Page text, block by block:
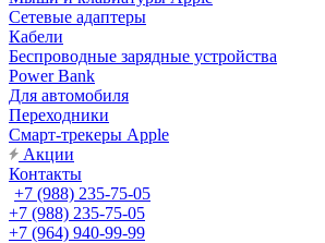
Сетевые адаптеры
Кабели
Беспроводные зарядные устройства
Power Bank
Для автомобиля
Переходники
Смарт-трекеры Apple
Акции
Контакты
+7 (988) 235-75-05
+7 (988) 235-75-05
+7 (964) 940-99-99